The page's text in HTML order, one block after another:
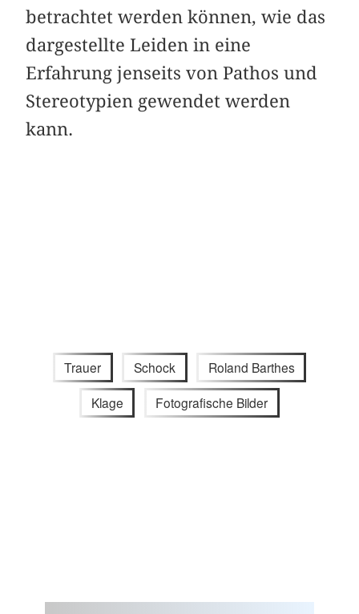
betrachtet werden können, wie das
dargestellte Leiden in eine
Erfahrung jenseits von Pathos und
Stereotypien gewendet werden
kann.
Trauer Schock Roland Barthes
Klage Fotografische Bilder